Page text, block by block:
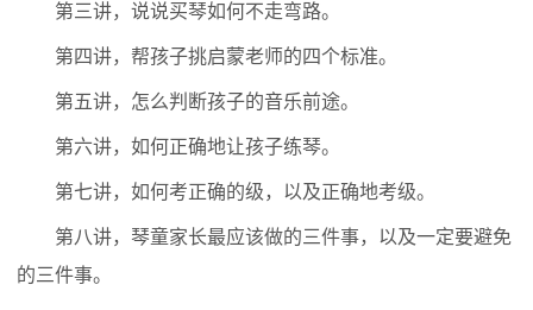
第三讲，说说买琴如何不走弯路。
第四讲，帮孩子挑启蒙老师的四个标准。
第五讲，怎么判断孩子的音乐前途。
第六讲，如何正确地让孩子练琴。
第七讲，如何考正确的级，以及正确地考级。
第八讲，琴童家长最应该做的三件事，以及一定要避免
的三件事。